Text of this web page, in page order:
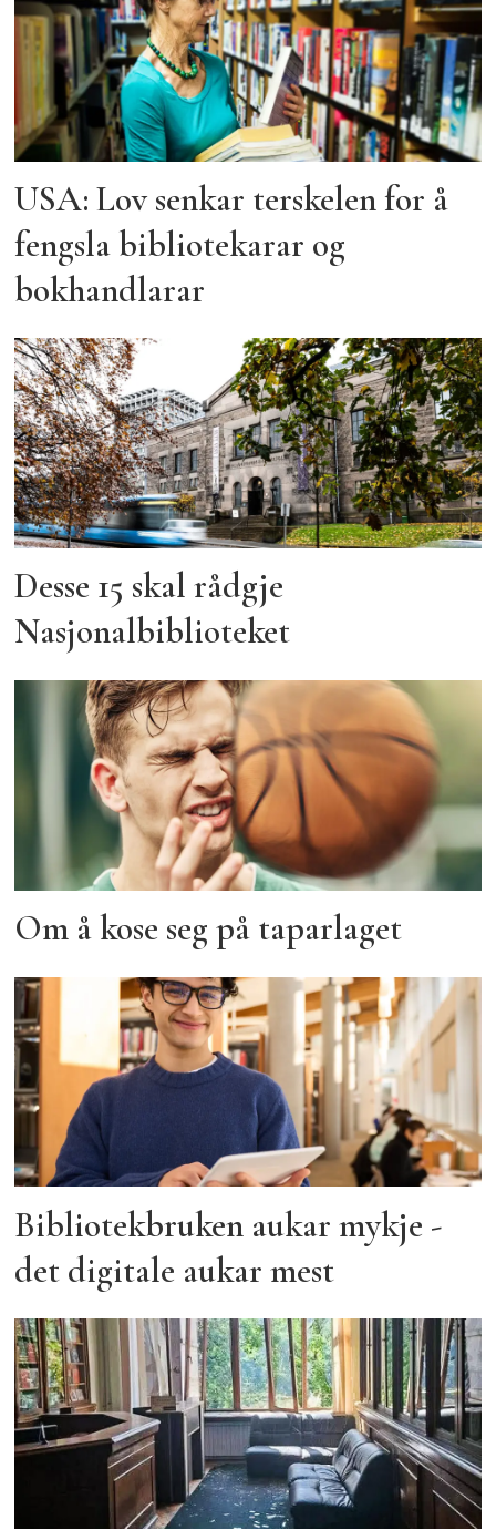
USA: Lov senkar terskelen for å
fengsla bibliotekarar og
bokhandlarar
Desse 15 skal rådgje
Nasjonalbiblioteket
Om å kose seg på taparlaget
Bibliotekbruken aukar mykje -
det digitale aukar mest